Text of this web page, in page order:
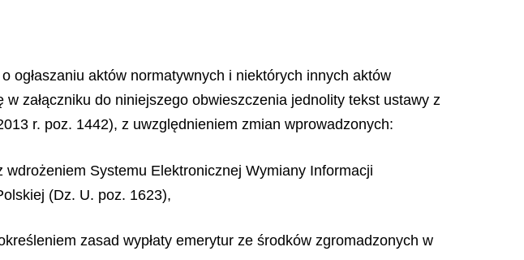
ogłaszaniu aktów normatywnych i niektórych innych aktów
załączniku do niniejszego obwieszczenia jednolity tekst ustawy z
r. poz. 1442), z uwzględnieniem zmian wprowadzonych:
Systemu Elektronicznej Wymiany Informacji
(Dz. U. poz. 1623),
zasad wypłaty emerytur ze środków zgromadzonych w